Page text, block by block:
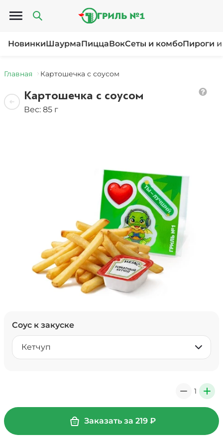
Открыть меню
НовинкиШаурмаПиццаВокСеты и комбоПироги
Главная Картошечка с соусом
Картошечка с соусом
Вес: 85 г
Соус к закуске
Кетчуп
1 +
Заказать за 219₽